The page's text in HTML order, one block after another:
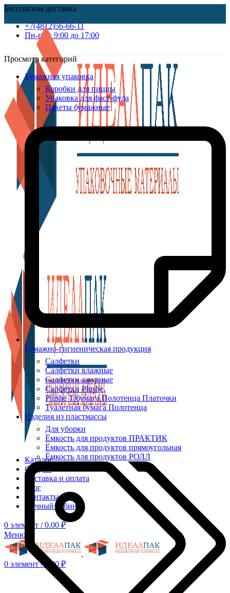
Бесплатная доставка
+7(4812)56-66-11
Пн-пт c 9:00 до 17:00
Каталог
Скидки
Доставка и оплата
Блог
Контакты
Личный кабинет
0 элемент / 0.00 ₽
Меню
0 элемент / 0.00 ₽
Просмотр категорий
Бумажная упаковка
Коробки для пиццы
Упаковка для фаст-фуда
Пакеты бумажные
Бумажно-гигиеническая продукция
Салфетки
Салфетки влажные
Салфетки ажурные
Салфетки Plushe
Plushe Т/бумага Полотенца Платочки
Туалетная бумага Полотенца
Изделия из пластмассы
Для уборки
Ёмкость для продуктов ПРАКТИК
Ёмкость для продуктов прямоугольная
Ёмкость для продуктов РОЛЛ